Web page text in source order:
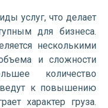
услуг, что делает
для бизнеса.
несколькими
и сложности
количество
ведут к повышению
характер груза.